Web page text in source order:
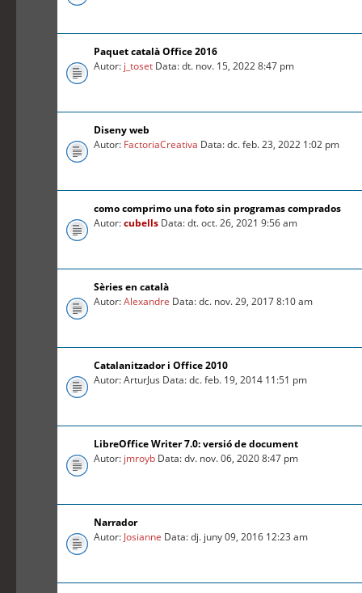
Paquet català Office 2016
Autor: j_toset Data: dt. nov. 15, 2022 8:47 pm
Diseny web
Autor: FactoriaCreativa Data: dc. feb. 23, 2022 1:02 pm
como comprimo una foto sin programas comprados
Autor:cubells Data: dt. oct. 26, 2021 9:56 am
Sèries en català
Autor:Alexandre Data: dc. nov. 29, 2017 8:10 am
Catalanitzador i Office 2010
Autor: ArturJus Data: dc. feb. 19, 2014 11:51 pm
LibreOffice Writer 7.0: versió de document
Autor: jmroyb Data: dv. nov. 06, 2020 8:47 pm
Narrador
Autor: Josianne Data: dj. juny 09, 2016 12:23 am